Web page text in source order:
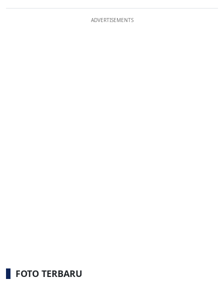
ADVERTISEMENTS
FOTO TERBARU